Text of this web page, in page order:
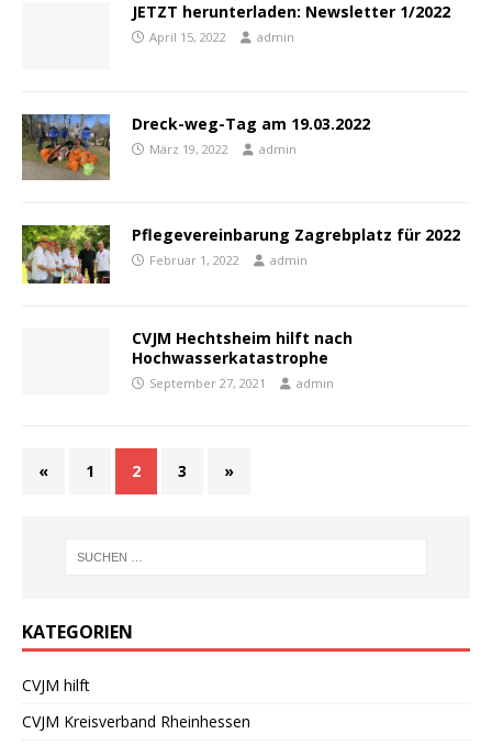
JETZT herunterladen: Newsletter 1/2022
April 15, 2022 admin
Dreck-weg-Tag am 19.03.2022
März 19, 2022 admin
Pflegevereinbarung Zagrebplatz für 2022
Februar 1, 2022 admin
CVJM Hechtsheim hilft nach
Hochwasserkatastrophe
September 27, 2021 admin
« 1 2 3 »
KATEGORIEN
CVJM hilft
CVJM Kreisverband Rheinhessen